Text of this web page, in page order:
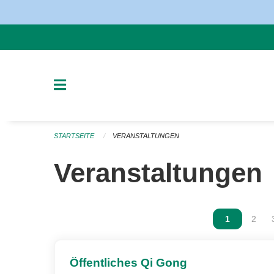
STARTSEITE VERANSTALTUNGEN
Veranstaltungen
Vous êtes
1 Vous
2
Öffentliches Qi Gong